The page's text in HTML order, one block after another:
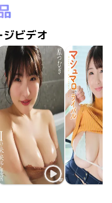
ビデオ
原つむぎ
原つむ